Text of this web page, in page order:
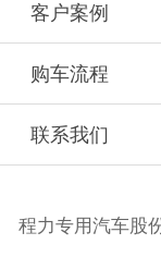
客户案例
购车流程
联系我们
程力专用汽车股